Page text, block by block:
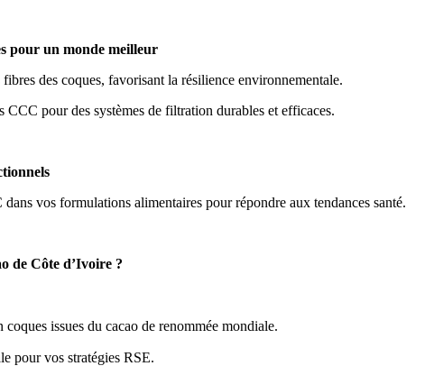
pour un monde meilleur
des coques, favorisant la résilience environnementale.
pour des systèmes de filtration durables et efficaces.
vos formulations alimentaires pour répondre aux tendances santé.
de Côte d’Ivoire ?
issues du cacao de renommée mondiale.
pour vos stratégies RSE.